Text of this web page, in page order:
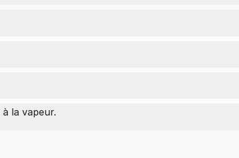
la vapeur.